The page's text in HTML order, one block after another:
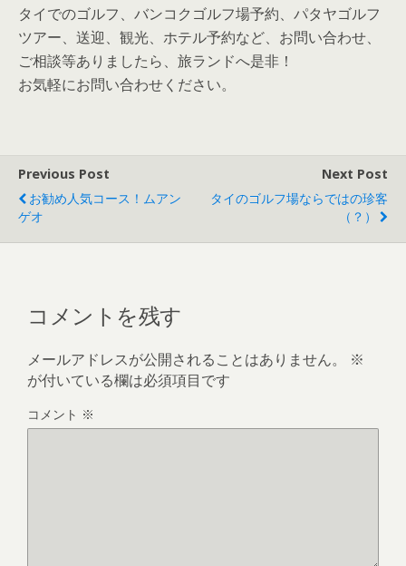
タイでのゴルフ、バンコクゴルフ場予約、パタヤゴルフ
ツアー、送迎、観光、ホテル予約など、お問い合わせ、
ご相談等ありましたら、旅ランドへ是非！
お気軽にお問い合わせください。
Previous Post
お勧め人気コース！ムアン
ゲオ
Next Post
タイのゴルフ場ならではの珍客
（？）
コメントを残す
メールアドレスが公開されることはありません。
※
が付いている欄は必須項目です
コメント ※